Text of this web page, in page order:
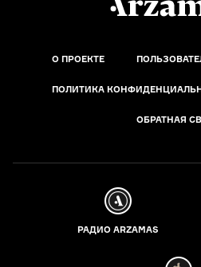
О ПРОЕКТЕ
ПОЛИТИКА
ОБРАТНАЯ
РАДИО ARZAMAS